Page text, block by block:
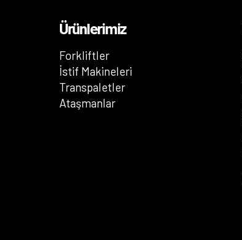
Ürünlerimiz
Forkliftler
İstif Makineleri
Transpaletler
Ataşmanlar